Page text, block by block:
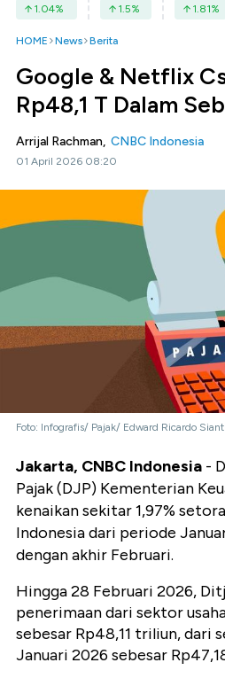
1.04% 1.5% 1.81%
HOME News Berita
Google & Netflix
Rp48,1 T Dalam
Arrijal Rachman, CNBC Indonesia
01 April 2026 08:20
Foto: Infografis/ Pajak/ Edward Ricardo
Jakarta, CNBC Indonesia -
Pajak (DJP) Kementerian
kenaikan sekitar 1,97%
Indonesia dari periode
dengan akhir Februari.
Hingga 28 Februari 2026,
penerimaan dari sektor
sebesar Rp48,11 triliun, dari
Januari 2026 sebesar